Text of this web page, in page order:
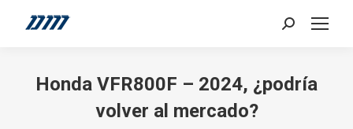
Search:
Honda VFR800F – 2024, ¿podría
volver al mercado?